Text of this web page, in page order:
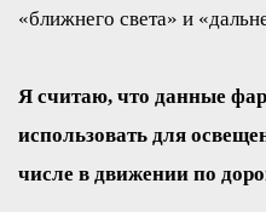
«ближнего света» и
Я считаю, что данные
использовать для
числе в движении по